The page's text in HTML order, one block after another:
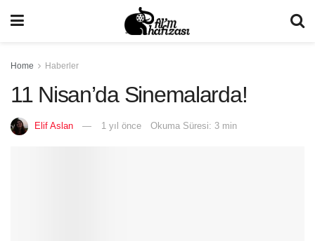
Home Haberler
11 Nisan’da Sinemalarda!
Elif Aslan 1 yıl önce Okuma Süresi: 3 min